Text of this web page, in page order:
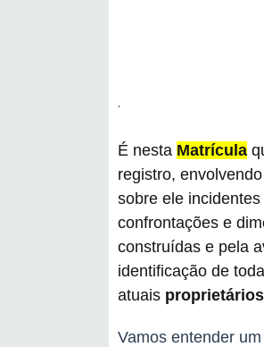
.
É nesta Matrícula
registro,
sobre ele
confrontações e
construídas e pela
identificação de
atuais proprietários
Vamos entender